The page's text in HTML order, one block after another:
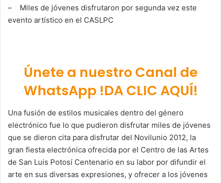
– Miles de jóvenes disfrutaron por segunda vez este
evento artístico en el CASLPC
Únete a nuestro Canal de
WhatsApp !DA CLIC AQUÍ!
Una fusión de estilos musicales dentro del género
electrónico fue lo que pudieron disfrutar miles de jóvenes
que se dieron cita para disfrutar del Novilunio 2012, la
gran fiesta electrónica ofrecida por el Centro de las Artes
de San Luis Potosí Centenario en su labor por difundir el
arte en sus diversas expresiones, y ofrecer a los jóvenes